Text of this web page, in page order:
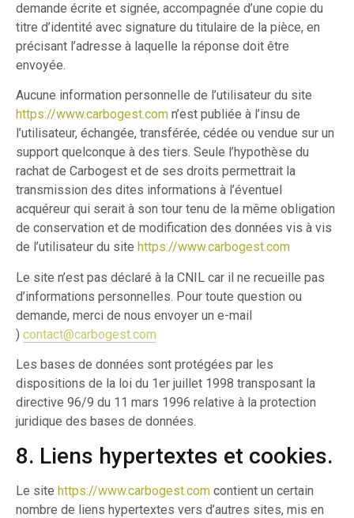
demande écrite et signée, accompagnée d’une copie du
titre d’identité avec signature du titulaire de la pièce, en
précisant l’adresse à laquelle la réponse doit être
envoyée.
Aucune information personnelle de l’utilisateur du site
https://www.carbogest.com n’est publiée à l’insu de
l’utilisateur, échangée, transférée, cédée ou vendue sur un
support quelconque à des tiers. Seule l’hypothèse du
rachat de Carbogest et de ses droits permettrait la
transmission des dites informations à l’éventuel
acquéreur qui serait à son tour tenu de la même obligation
de conservation et de modification des données vis à vis
de l’utilisateur du site https://www.carbogest.com
Le site n’est pas déclaré à la CNIL car il ne recueille pas
d’informations personnelles. Pour toute question ou
demande, merci de nous envoyer un e-mail
) contact@carbogest.com
Les bases de données sont protégées par les
dispositions de la loi du 1er juillet 1998 transposant la
directive 96/9 du 11 mars 1996 relative à la protection
juridique des bases de données.
8. Liens hypertextes et cookies.
Le site https://www.carbogest.com contient un certain
nombre de liens hypertextes vers d’autres sites, mis en